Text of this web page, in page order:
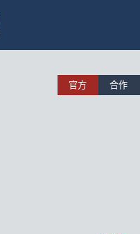
官方 合作